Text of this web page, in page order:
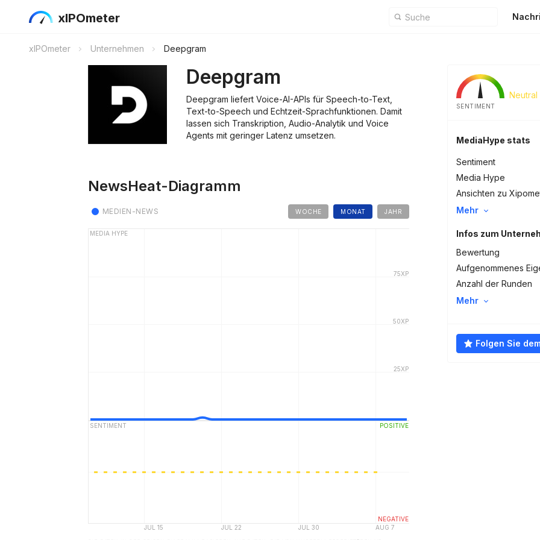
xIPOmeter
xIPOmeter Unternehmen Deepgram
Deepgram
Deepgram liefert Voice-AI-APIs für Speech-to-Text,
Text-to-Speech und Echtzeit-Sprachfunktionen. Damit
lassen sich Transkription, Audio-Analytik und Voice
Agents mit geringer Latenz umsetzen.
Neutral
SENTIMENT
MediaHype stats
Sentiment
Media Hype
Ansichten zu
Mehr
Infos zum
Bewertung
Aufgenommenes
Anzahl der Runden
Mehr
Folgen Sie
NewsHeat-Diagramm
WOCHE MONAT JAHR
MEDIEN-NEWS